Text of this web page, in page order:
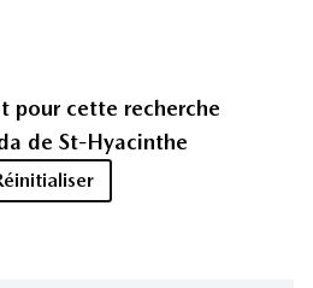
pour cette recherche
de St-Hyacinthe